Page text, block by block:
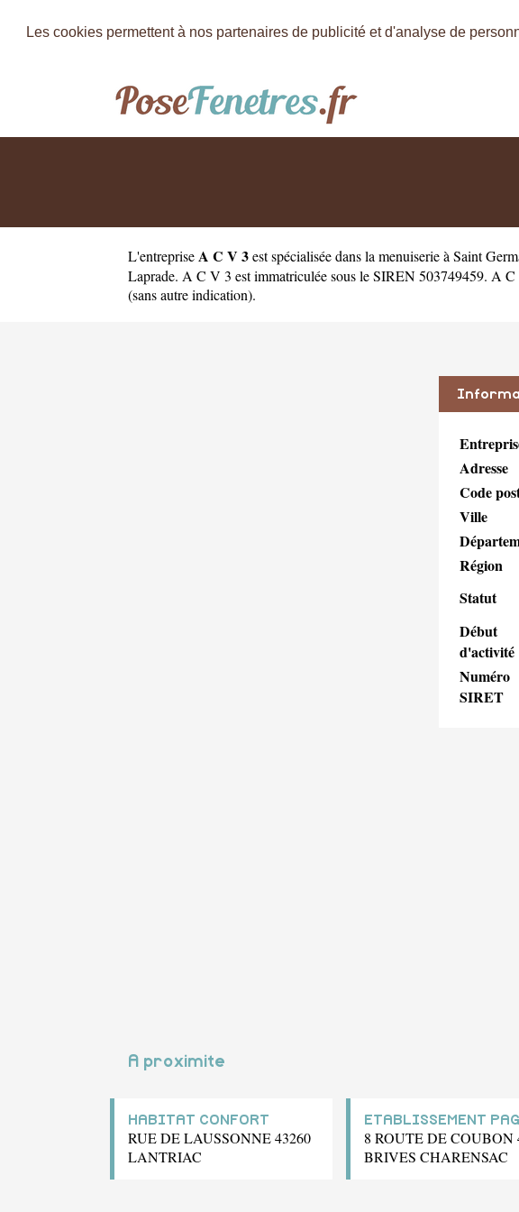
Les cookies permettent à nos partenaires de publicité et d'analyse de
L'entreprise A C V 3estspécialisée dans la menuiserie à Saint
Laprade. A C V 3 est immatriculée sous le SIREN 503749459. A C
(sans autre indication).
Adresse
Code
Ville
Région
Statut
Début
d'activité
Numéro
SIRET
A proximite
HABITAT CONFORT
RUE DE LAUSSONNE 43260
LANTRIAC
ETABLISSEMENT
8 ROUTE DE COUBON
BRIVES CHARENSAC